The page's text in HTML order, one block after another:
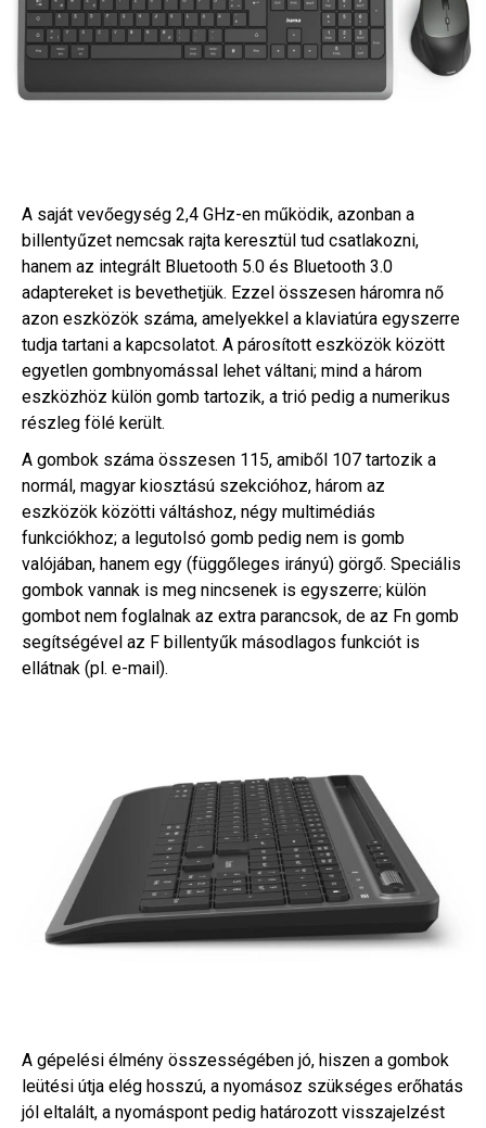
A saját vevőegység 2,4 GHz-en működik, azonban a
billentyűzet nemcsak rajta keresztül tud csatlakozni,
hanem az integrált Bluetooth 5.0 és Bluetooth 3.0
adaptereket is bevethetjük. Ezzel összesen háromra nő
azon eszközök száma, amelyekkel a klaviatúra egyszerre
tudja tartani a kapcsolatot. A párosított eszközök között
egyetlen gombnyomással lehet váltani; mind a három
eszközhöz külön gomb tartozik, a trió pedig a numerikus
részleg fölé került.
A gombok száma összesen 115, amiből 107 tartozik a
normál, magyar kiosztású szekcióhoz, három az
eszközök közötti váltáshoz, négy multimédiás
funkciókhoz; a legutolsó gomb pedig nem is gomb
valójában, hanem egy (függőleges irányú) görgő. Speciális
gombok vannak is meg nincsenek is egyszerre; külön
gombot nem foglalnak az extra parancsok, de az Fn gomb
segítségével az F billentyűk másodlagos funkciót is
ellátnak (pl. e-mail).
A gépelési élmény összességében jó, hiszen a gombok
leütési útja elég hosszú, a nyomásoz szükséges erőhatás
jól eltalált, a nyomáspont pedig határozott visszajelzést